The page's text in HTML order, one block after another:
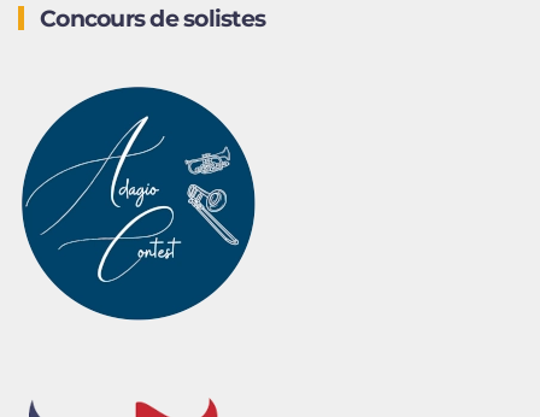
Concours de solistes